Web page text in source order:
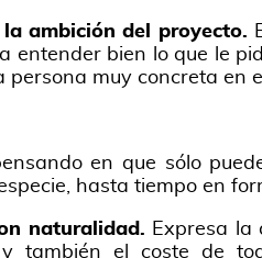
ambición del proyecto.
entender bien lo que le
persona muy concreta en
en que sólo
hasta tiempo en
naturalidad. Expresa la
también el coste de